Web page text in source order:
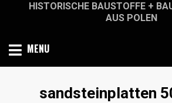
HISTORISCHE BAUSTOFFE +
AUS POLEN
MENU
Schlagwort
:
sandsteinplatten